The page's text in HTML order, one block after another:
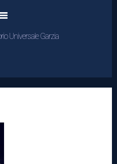
Universale Garzia